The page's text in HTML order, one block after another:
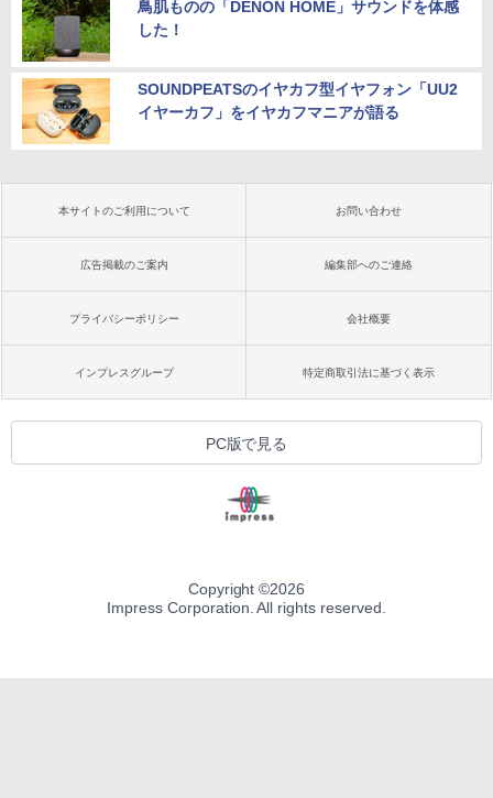
鳥肌ものの「DENON HOME」サウンドを体感
した！
SOUNDPEATSのイヤカフ型イヤフォン「UU2
イヤーカフ」をイヤカフマニアが語る
本サイトのご利用について お問い合わせ
広告掲載のご案内 編集部へのご連絡
プライバシーポリシー 会社概要
インプレスグループ 特定商取引法に基づく表示
PC版で見る
Copyright ©2026
Impress Corporation. All rights reserved.